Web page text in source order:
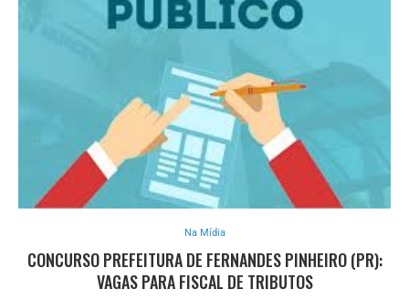
Na Mídia
CONCURSO PREFEITURA DE FERNANDES PINHEIRO (PR):
VAGAS PARA FISCAL DE TRIBUTOS